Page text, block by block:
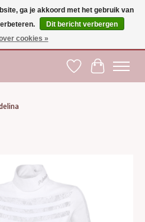
vanaf €100 naar EU | Voor 17:00 besteld is
(0)51 21 27 00 |
Verlanglijst
ga je akkoord met het gebruik van
Dit bericht verbergen
cookies »